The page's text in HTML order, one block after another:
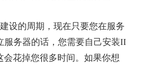
设的周期，现在只要您在服务
服务器的话，您需要自己安装II
会花掉您很多时间。如果你想